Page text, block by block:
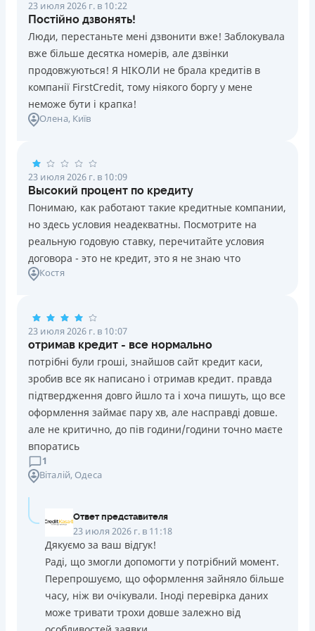
23 июля 2026 г. в 10:22
Постійно дзвонять!
Люди, перестаньте мені дзвонити вже! Заблокувала
вже більше десятка номерів, але дзвінки
продовжуються! Я НІКОЛИ не брала кредитів в
компанії FirstCredit, тому ніякого боргу у мене
неможе бути і крапка!
Олена, Київ
23 июля 2026 г. в 10:09
Высокий процент по кредиту
Понимаю, как работают такие кредитные компании,
но здесь условия неадекватны. Посмотрите на
реальную годовую ставку, перечитайте условия
договора - это не кредит, это я не знаю что
Костя
23 июля 2026 г. в 10:07
отримав кредит - все нормально
потрібні були гроші, знайшов сайт кредит каси,
зробив все як написано і отримав кредит. правда
підтвердження довго йшло та і хоча пишуть, що все
оформлення займає пару хв, але насправді довше.
але не критично, до пів години/години точно маєте
впоратись
1
Віталій, Одеса
Ответ представителя
23 июля 2026 г. в 11:18
Дякуємо за ваш відгук!
Раді, що змогли допомогти у потрібний момент.
Перепрошуємо, що оформлення зайняло більше
часу, ніж ви очікували. Іноді перевірка даних
може тривати трохи довше залежно від